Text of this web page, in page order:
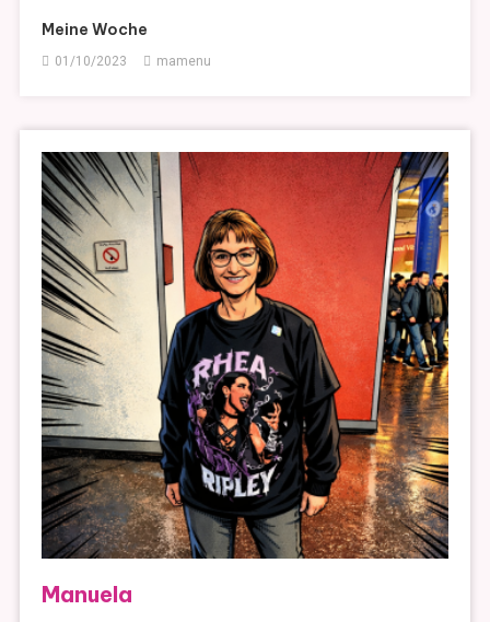
Meine Woche
01/10/2023 mamenu
Manuela